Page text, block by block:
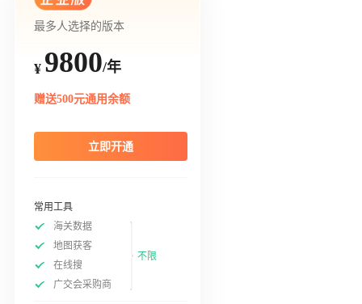
最多人选择的版本
¥ 9800/年
赠送500元通用余额
立即开通
常用工具
海关数据
地图获客
在线搜
广交会采购商
不限